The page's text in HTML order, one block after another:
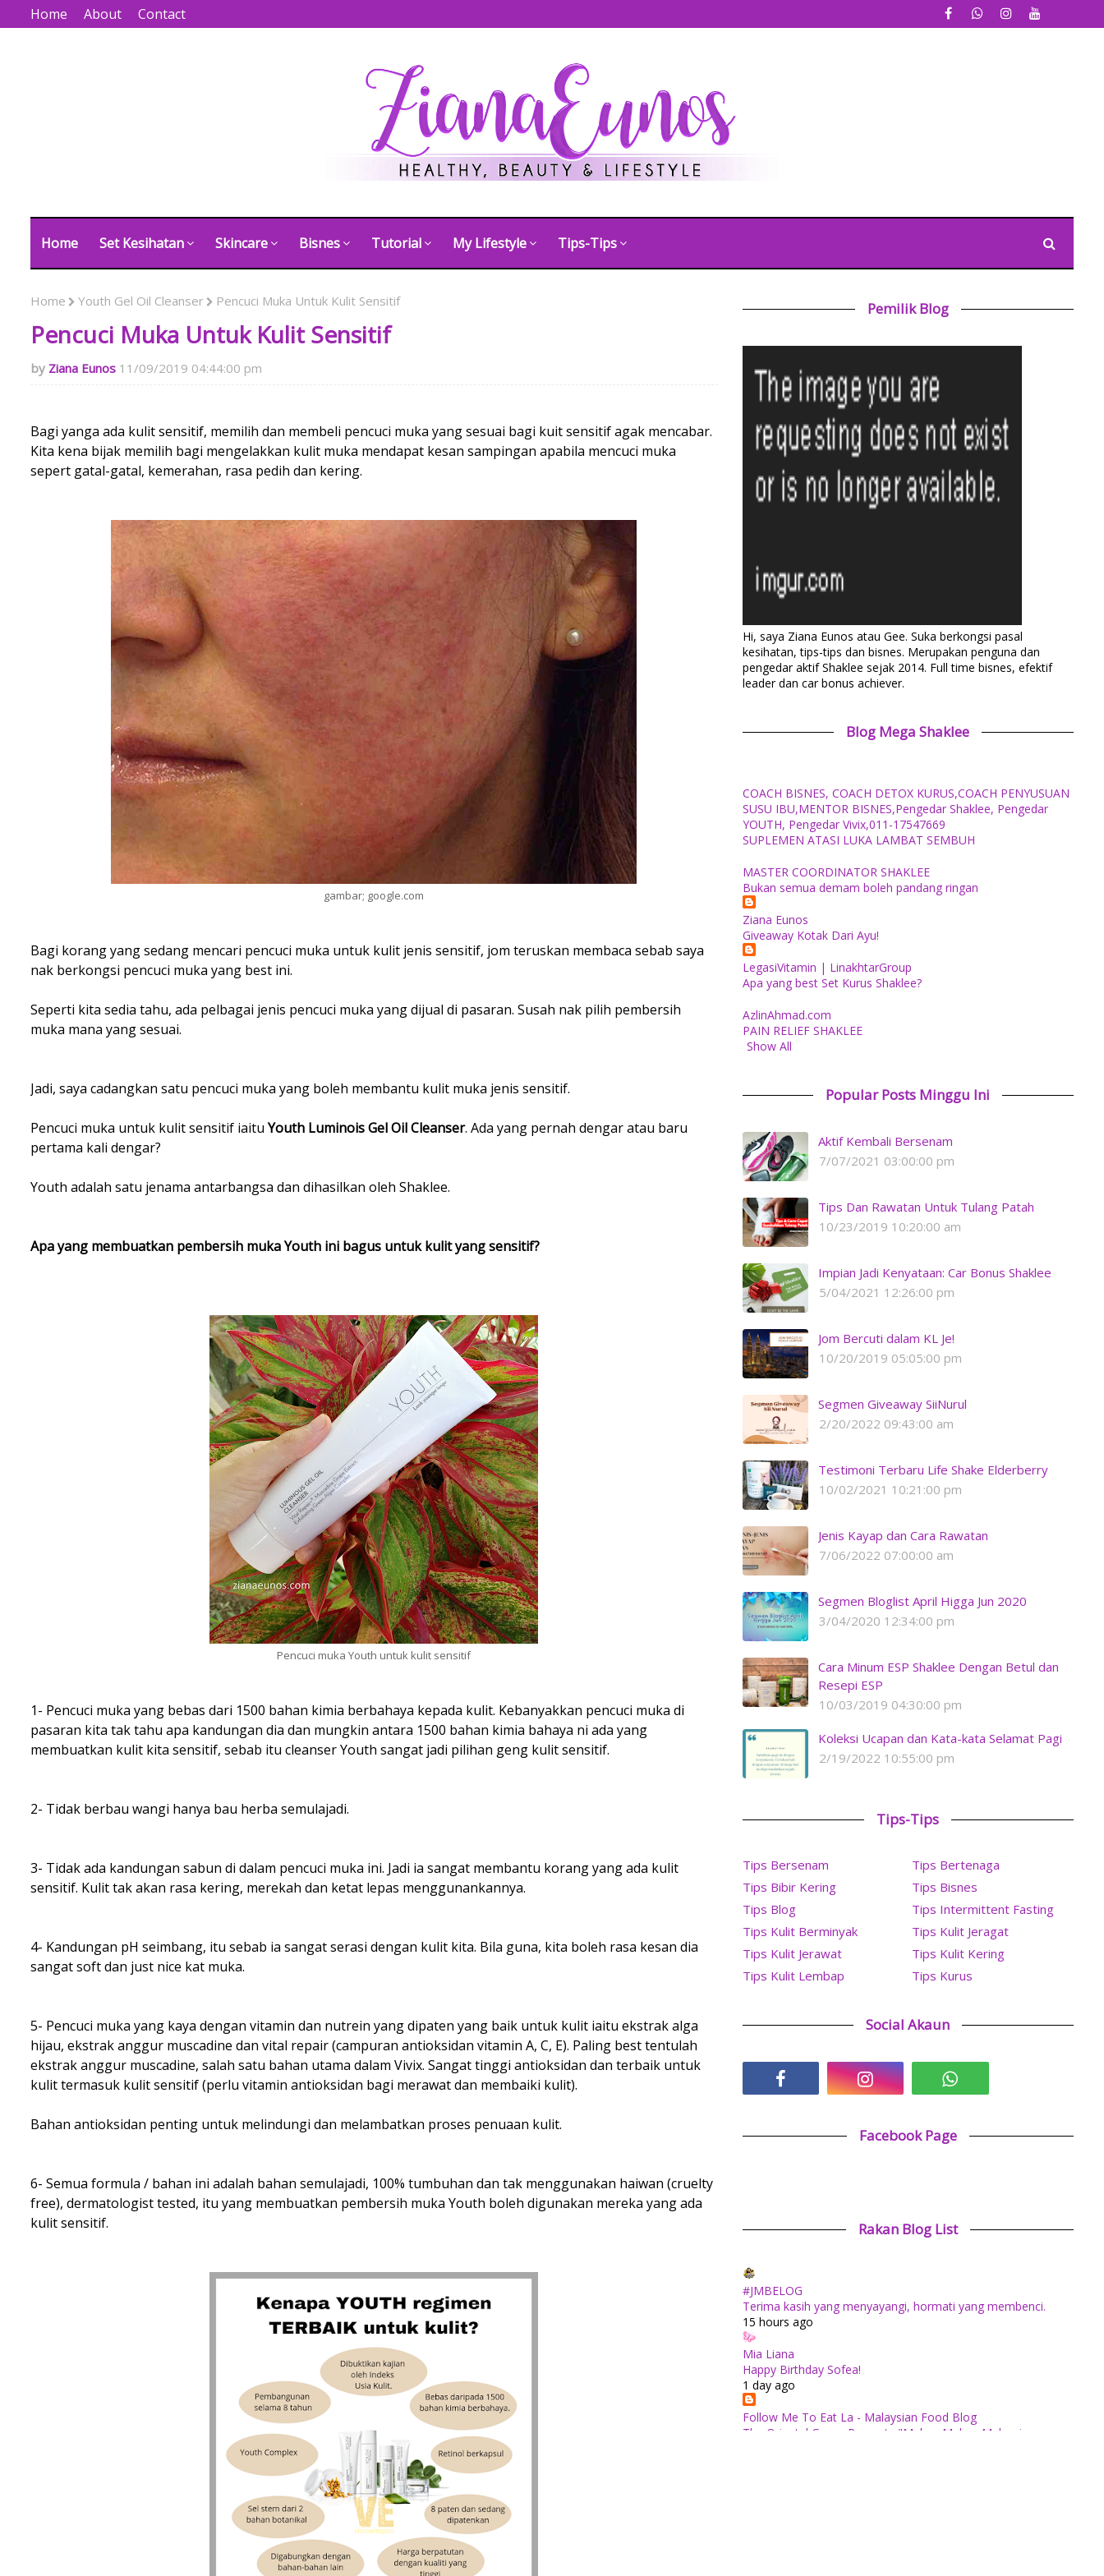
Home About Contact
Home Set Kesihatan Skincare Bisnes Tutorial My Lifestyle Tips-Tips
Home Youth Gel Oil Cleanser Pencuci Muka Untuk Kulit Sensitif
Pencuci Muka Untuk Kulit Sensitif
Ziana Eunos 11/09/2019 04:44:00 pm
Bagi yanga ada kulit sensitif, memilih dan membeli pencuci muka yang sesuai bagi kuit sensitif agak mencabar.
Kita kena bijak memilih bagi mengelakkan kulit muka mendapat kesan sampingan apabila mencuci muka
sepert gatal-gatal, kemerahan, rasa pedih dan kering.
gambar; google.com
Bagi korang yang sedang mencari pencuci muka untuk kulit jenis sensitif, jom teruskan membaca sebab saya
nak berkongsi pencuci muka yang best ini.
Seperti kita sedia tahu, ada pelbagai jenis pencuci muka yang dijual di pasaran. Susah nak pilih pembersih
muka mana yang sesuai.
Jadi, saya cadangkan satu pencuci muka yang boleh membantu kulit muka jenis sensitif.
Pencuci muka untuk kulit sensitif iaitu Youth Luminois Gel Oil Cleanser. Ada yang pernah dengar atau baru
pertama kali dengar?
Youth adalah satu jenama antarbangsa dan dihasilkan oleh Shaklee.
Apa yang membuatkan pembersih muka Youth ini bagus untuk kulit yang sensitif?
Pencuci muka Youth untuk kulit sensitif
1- Pencuci muka yang bebas dari 1500 bahan kimia berbahaya kepada kulit. Kebanyakkan pencuci muka di
pasaran kita tak tahu apa kandungan dia dan mungkin antara 1500 bahan kimia bahaya ni ada yang
membuatkan kulit kita sensitif, sebab itu cleanser Youth sangat jadi pilihan geng kulit sensitif.
2- Tidak berbau wangi hanya bau herba semulajadi.
3- Tidak ada kandungan sabun di dalam pencuci muka ini. Jadi ia sangat membantu korang yang ada kulit
sensitif. Kulit tak akan rasa kering, merekah dan ketat lepas menggunankannya.
4- Kandungan pH seimbang, itu sebab ia sangat serasi dengan kulit kita. Bila guna, kita boleh rasa kesan dia
sangat soft dan just nice kat muka.
5- Pencuci muka yang kaya dengan vitamin dan nutrein yang dipaten yang baik untuk kulit iaitu ekstrak alga
hijau, ekstrak anggur muscadine dan vital repair (campuran antioksidan vitamin A, C, E). Paling best tentulah
ekstrak anggur muscadine, salah satu bahan utama dalam Vivix. Sangat tinggi antioksidan dan terbaik untuk
kulit termasuk kulit sensitif (perlu vitamin antioksidan bagi merawat dan membaiki kulit).
Bahan antioksidan penting untuk melindungi dan melambatkan proses penuaan kulit.
6- Semua formula / bahan ini adalah bahan semulajadi, 100% tumbuhan dan tak menggunakan haiwan (cruelty
free), dermatologist tested, itu yang membuatkan pembersih muka Youth boleh digunakan mereka yang ada
kulit sensitif.
Pemilik Blog
Hi, saya Ziana Eunos atau Gee. Suka berkongsi pasal
kesihatan, tips-tips dan bisnes. Merupakan penguna dan
pengedar aktif Shaklee sejak 2014. Full time bisnes, efektif
leader dan car bonus achiever.
Blog Mega Shaklee
COACH BISNES, COACH DETOX KURUS,COACH PENYUSUAN
SUSU IBU,MENTOR BISNES,Pengedar Shaklee, Pengedar
YOUTH, Pengedar Vivix,011-17547669
SUPLEMEN ATASI LUKA LAMBAT SEMBUH
MASTER COORDINATOR SHAKLEE
Bukan semua demam boleh pandang ringan
Ziana Eunos
Giveaway Kotak Dari Ayu!
LegasiVitamin | LinakhtarGroup
Apa yang best Set Kurus Shaklee?
AzlinAhmad.com
PAIN RELIEF SHAKLEE
Show All
Popular Posts Minggu Ini
Aktif Kembali Bersenam
7/07/2021 03:00:00 pm
Tips Dan Rawatan Untuk Tulang Patah
10/23/2019 10:20:00 am
Impian Jadi Kenyataan: Car Bonus Shaklee
5/04/2021 12:26:00 pm
Jom Bercuti dalam KL Je!
10/20/2019 05:05:00 pm
Segmen Giveaway SiiNurul
2/20/2022 09:43:00 am
Testimoni Terbaru Life Shake Elderberry
10/02/2021 10:21:00 pm
Jenis Kayap dan Cara Rawatan
7/06/2022 07:00:00 am
Segmen Bloglist April Higga Jun 2020
3/04/2020 12:34:00 pm
Cara Minum ESP Shaklee Dengan Betul dan
Resepi ESP
10/03/2019 04:30:00 pm
Koleksi Ucapan dan Kata-kata Selamat Pagi
2/19/2022 10:55:00 pm
Tips-Tips
Tips Bersenam
Tips Bertenaga
Tips Bibir Kering
Tips Bisnes
Tips Blog
Tips Intermittent Fasting
Tips Kulit Berminyak
Tips Kulit Jeragat
Tips Kulit Jerawat
Tips Kulit Kering
Tips Kulit Lembap
Tips Kurus
Social Akaun
Facebook Page
Rakan Blog List
#JMBELOG
Terima kasih yang menyayangi, hormati yang membenci.
15 hours ago
Mia Liana
Happy Birthday Sofea!
1 day ago
Follow Me To Eat La - Malaysian Food Blog
The Oriental Group Presents "Makan Makan Malaysia: